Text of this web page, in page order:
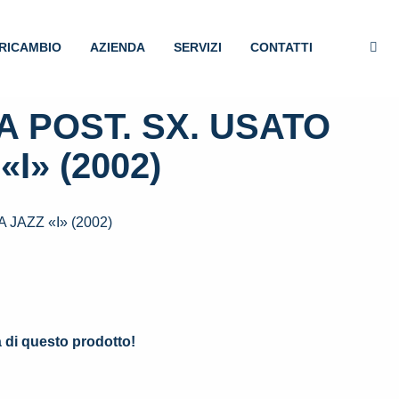
AZIENDA SERVIZI CONTATTI
POST. SX. USATO
(2002)
JAZZ «I» (2002)
di questo prodotto!